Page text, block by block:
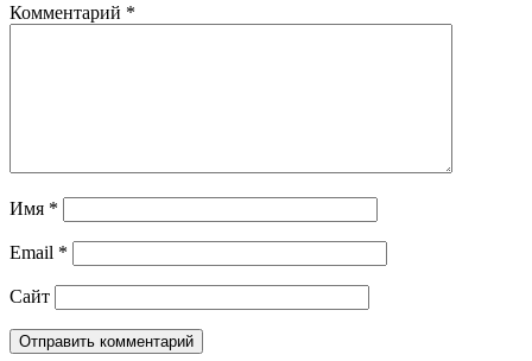
Комментарий *
Имя *
Email *
Сайт